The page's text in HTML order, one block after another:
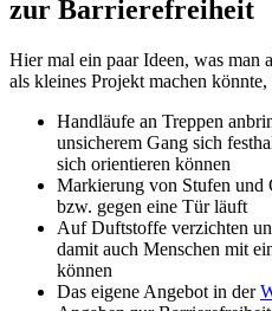
zur Barrierefreiheit
Hier mal ein paar Ideen, was man
als kleines Projekt machen
Handläufe an Treppen
unsicherem Gang sich
sich orientieren können
Markierung von Stufen und
bzw. gegen eine Tür läuft
Auf Duftstoffe verzichten
damit auch Menschen mit
können
Das eigene Angebot in der